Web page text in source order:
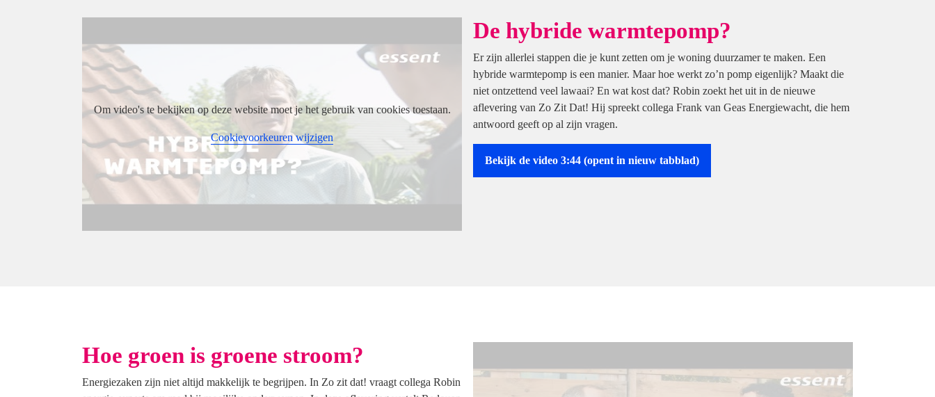
Om video's te bekijken op deze website moet je het gebruik van cookies toestaan.
Cookievoorkeuren wijzigen
De hybride warmtepomp?
Er zijn allerlei stappen die je kunt zetten om je woning duurzamer te maken. Een
hybride warmtepomp is een manier. Maar hoe werkt zo’n pomp eigenlijk? Maakt die
niet ontzettend veel lawaai? En wat kost dat? Robin zoekt het uit in de nieuwe
aflevering van Zo Zit Dat! Hij spreekt collega Frank van Geas Energiewacht, die hem
antwoord geeft op al zijn vragen.
Bekijk de video 3:44 (opent in nieuw tabblad)
Hoe groen is groene stroom?
Energiezaken zijn niet altijd makkelijk te begrijpen. In Zo zit dat! vraagt collega Robin